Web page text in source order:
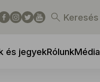
Keresés
és jegyekRólunkMédia